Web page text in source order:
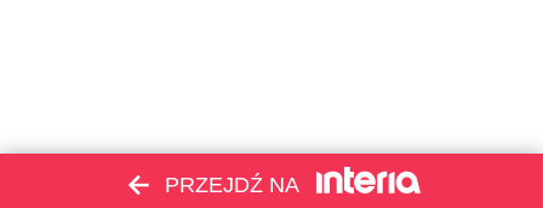
PRZEJDŹ NA